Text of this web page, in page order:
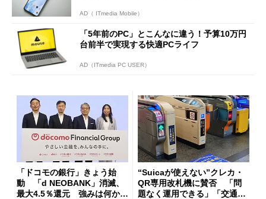
AD（ ITmedia Mobile）
「5年前のPC」とこんなに違う！予算10万円
台前半で実現する快適PCライフ
AD（ITmedia PC USER）
「ドコモの銀行」きょう始
動 「d NEOBANK」消滅、
最大4.5％還元 強みは何か解
“Suicaが使えない”クレカ・
QR専用改札機に賛否 「問
題なく運用できる」「交通系I